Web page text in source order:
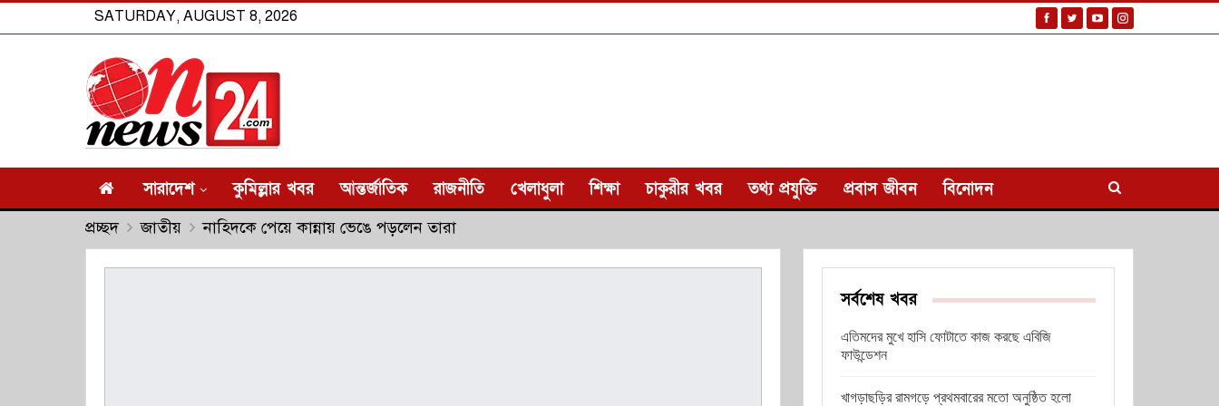
SATURDAY, AUGUST 8, 2026
সারাদেশ কুমিল্লার খবর আন্তর্জাতিক রাজনীতি খেলাধুলা শিক্ষা চাকুরীর খবর তথ্য প্রযুক্তি প্রবাস জীবন বিনোদন
প্রচ্ছদ জাতীয় নাহিদকে পেয়ে কান্নায় ভেঙে পড়লেন তারা
সর্বশেষ খবর
এতিমদের মুখে হাসি ফোটাতে কাজ করছে এবিজি
ফাউন্ডেশন
খাগড়াছড়ির রামগড়ে প্রথমবারের মতো অনুষ্ঠিত হলো